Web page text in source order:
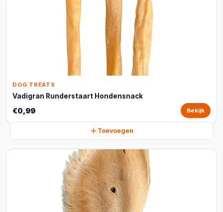
DOG TREATS
Vadigran Runderstaart Hondensnack
€0,99 Bekijk
Toevoegen